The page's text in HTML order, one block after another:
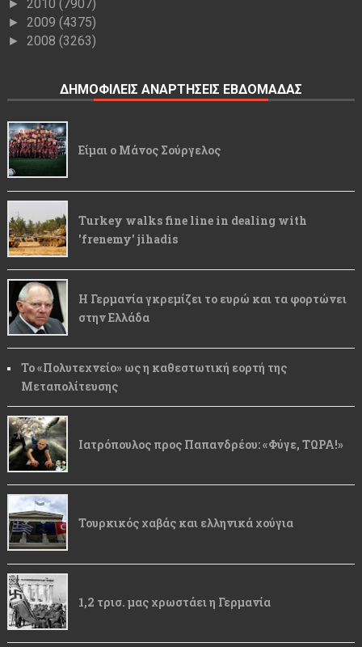
► 2010 (7907)
► 2009 (4375)
► 2008 (3263)
ΔΗΜΟΦΙΛΕΙΣ ΑΝΑΡΤΗΣΕΙΣ ΕΒΔΟΜΑΔΑΣ
Είμαι ο Μάνος Σούργελος
Turkey walks fine line in dealing with
'frenemy' jihadis
Η Γερμανία γκρεμίζει το ευρώ και τα φορτώνει
στην Ελλάδα
Το «Πολυτεχνείο» ως η καθεστωτική εορτή της
Μεταπολίτευσης
Ιατρόπουλος προς Παπανδρέου: «Φύγε, ΤΩΡΑ!»
Τουρκικός χαβάς και ελληνικά χούγια
1,2 τρισ. μας χρωστάει η Γερμανία